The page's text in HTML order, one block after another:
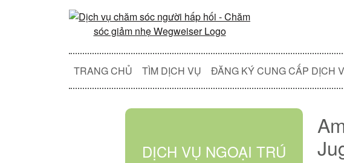
TRANG CHỦ TÌM DỊCH VỤ ĐĂNG KÝ CUNG CẤP DỊCH
DỊCH VỤ NGOẠI TRÚ